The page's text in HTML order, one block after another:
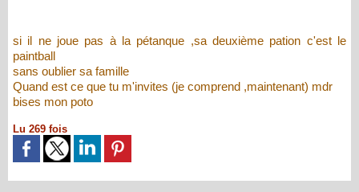
si il ne joue pas à la pétanque ,sa deuxième pation c'est le
paintball
sans oublier sa famille
Quand est ce que tu m'invites (je comprend ,maintenant) mdr
bises mon poto
Lu 269 fois